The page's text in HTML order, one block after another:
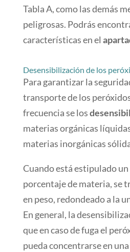
Tabla A, como las demás
peligrosas. Podrás
características en el
Desensibilización de los
Para garantizar la
transporte de los
frecuencia se los
materias orgánicas
materias inorgánicas
Cuando está estipulado
porcentaje de materia, se
en peso, redondeado a la
En general, la
que en caso de fuga el
pueda concentrarse en